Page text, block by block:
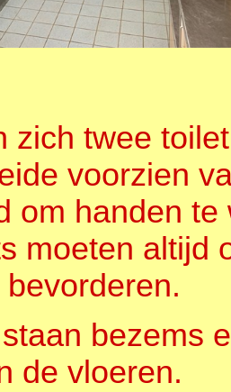
zich twee
voorzien
om handen
moeten altijd
bezems
de vloeren.